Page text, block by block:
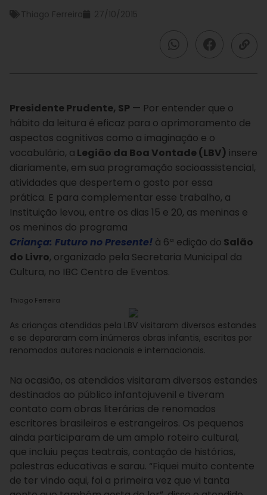
Thiago Ferreira 27/10/2015
Presidente Prudente, SP — Por entender que o
hábito da leitura é eficaz para o aprimoramento de
aspectos cognitivos como a imaginação e o
vocabulário, a Legião da Boa Vontade (LBV) insere
diariamente, em sua programação socioassistencial,
atividades que despertem o gosto por essa
prática. E para complementar esse trabalho, a
Instituição levou, entre os dias 15 e 20, as meninas e
os meninos do programa
Criança: Futuro no Presente! à 6ª edição do Salão
do Livro, organizado pela Secretaria Municipal da
Cultura, no IBC Centro de Eventos.
Thiago Ferreira
As crianças atendidas pela LBV visitaram diversos estandes
e se depararam com inúmeras obras infantis, escritas por
renomados autores nacionais e internacionais.
Na ocasião, os atendidos visitaram diversos estandes
destinados ao público infantojuvenil e tiveram
contato com obras literárias de renomados
escritores brasileiros e estrangeiros. Os pequenos
ainda participaram de um amplo roteiro cultural,
que incluiu peças teatrais, contação de histórias,
palestras educativas e sarau. “Fiquei muito contente
de ter vindo aqui, foi a primeira vez que vi tanta